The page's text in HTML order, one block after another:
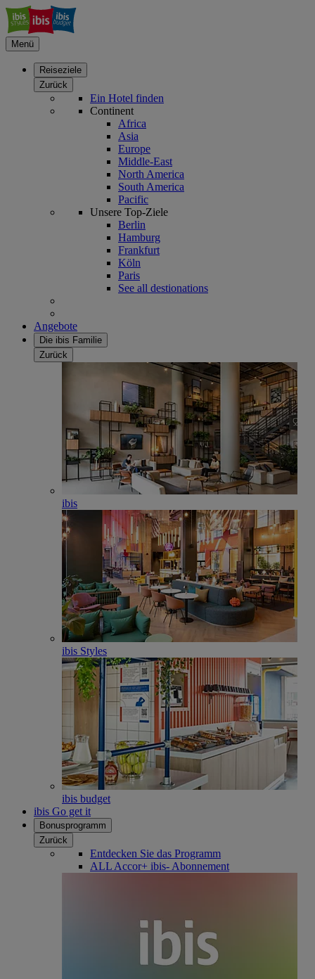
Menü
Reiseziele
Zurück
Ein Hotel finden
Continent
Africa
Asia
Europe
Middle-East
North America
South America
Pacific
Unsere Top-Ziele
Berlin
Hamburg
Frankfurt
Köln
Paris
See all destionations
Angebote
Die ibis Familie
Zurück
ibis
ibis Styles
ibis budget
ibis Go get it
Bonusprogramm
Zurück
Entdecken Sie das Programm
ALL Accor+ ibis- Abonnement